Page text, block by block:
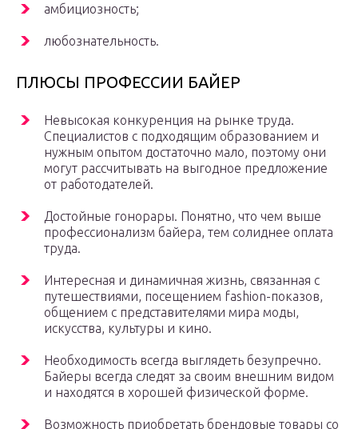
амбициозность;
любознательность.
ПЛЮСЫ ПРОФЕССИИ БАЙЕР
Невысокая конкуренция на рынке труда.
Специалистов с подходящим образованием и
нужным опытом достаточно мало, поэтому они
могут рассчитывать на выгодное предложение
от работодателей.
Достойные гонорары. Понятно, что чем выше
профессионализм байера, тем солиднее оплата
труда.
Интересная и динамичная жизнь, связанная с
путешествиями, посещением fashion-показов,
общением с представителями мира моды,
искусства, культуры и кино.
Необходимость всегда выглядеть безупречно.
Байеры всегда следят за своим внешним видом
и находятся в хорошей физической форме.
Возможность приобретать брендовые товары со